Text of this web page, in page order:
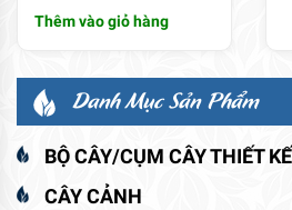
Thêm vào giỏ hàng
Danh Mục Sản Phẩm
BỘ CÂY/CỤM CÂY THIẾT
CÂY CẢNH